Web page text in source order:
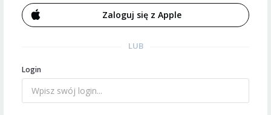
Zaloguj się z Apple
LUB
Login